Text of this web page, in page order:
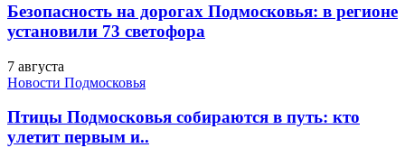
Безопасность на дорогах Подмосковья: в регионе
установили 73 светофора
7 августа
Новости Подмосковья
Птицы Подмосковья собираются в путь: кто
улетит первым и..